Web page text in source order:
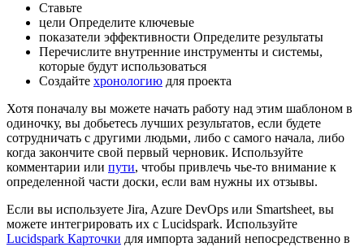
Ставьте
цели Определите ключевые
показатели эффективности Определите результаты
Перечислите внутренние инструменты и системы,
которые будут использоваться
Создайте хронологию для проекта
Хотя поначалу вы можете начать работу над этим шаблоном в
одиночку, вы добьетесь лучших результатов, если будете
сотрудничать с другими людьми, либо с самого начала, либо
когда закончите свой первый черновик. Используйте
комментарии или пути, чтобы привлечь чье-то внимание к
определенной части доски, если вам нужны их отзывы.
Если вы используете Jira, Azure DevOps или Smartsheet, вы
можете интегрировать их с Lucidspark. Используйте
Lucidspark Карточки для импорта заданий непосредственно в